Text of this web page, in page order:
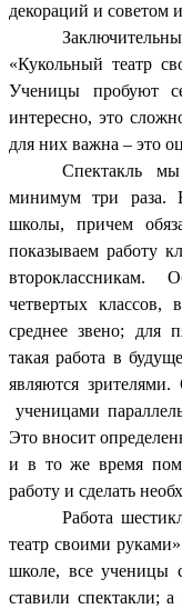
декораций и советом
«Кукольный театр
Ученицы пробуют
интересно, это
для них важна – это
Спектакль
минимум три раза.
школы, причем
показываем работу
второклассникам.
четвертых классов,
среднее звено; для
такая работа в
являются
ученицами
Это вносит
и в то же время
работу и сделать
Работа
театр своими
школе, все ученицы
ставили спектакли;